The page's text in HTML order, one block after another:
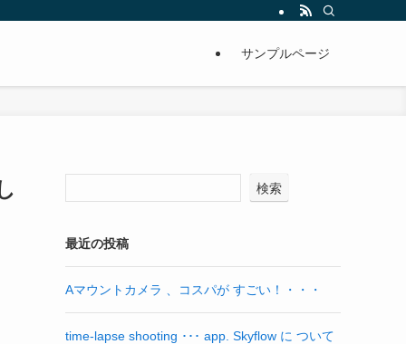
サンプルページ
検索
最近の投稿
Aマウントカメラ 、コスパが すごい！・・・
time-lapse shooting ･･･ app. Skyflow に ついて